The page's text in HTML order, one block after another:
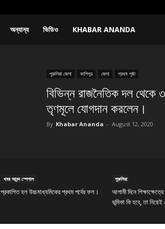
অন্যান্য ভিডিও KHABAR ANANDA
পুরুলিয়া জেলা কাশিপুর জেলা প্রথম পৃষ্ঠা
বিভিন্ন রাজনৈতিক দল থেকে
তৃণমূলে যোগদান করলেন।
By Khabar Ananda - August 12, 2020
খবর আনন্দ স্পেশাল
প্রকাশিত হল উচ্চমাধ্যমিকের প্রথম পর্বের ফল।
পুরুলিয়া
আগামী দিনে
ভূমিকা কি হবে, তা নিয়েই